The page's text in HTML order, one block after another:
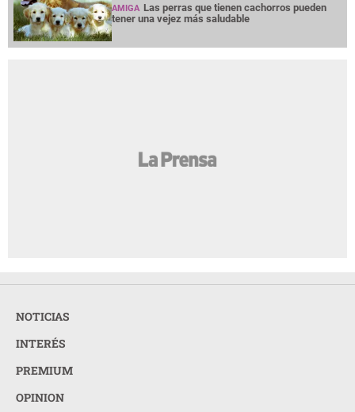
AMIGA Las perras que tienen cachorros pueden
tener una vejez más saludable
NOTICIAS
INTERÉS
PREMIUM
OPINION